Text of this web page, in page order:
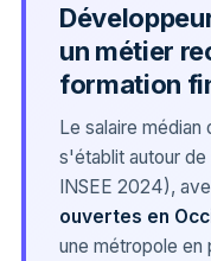
un métier
formation
Le salaire
s'établit autour de
INSEE 2024),
ouvertes en
une métropole en